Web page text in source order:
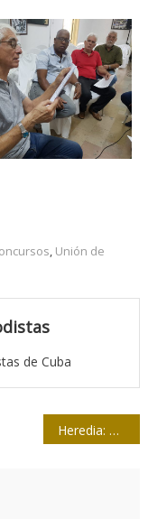
, Unión de
de Cuba
Heredia: el periodista sesudo